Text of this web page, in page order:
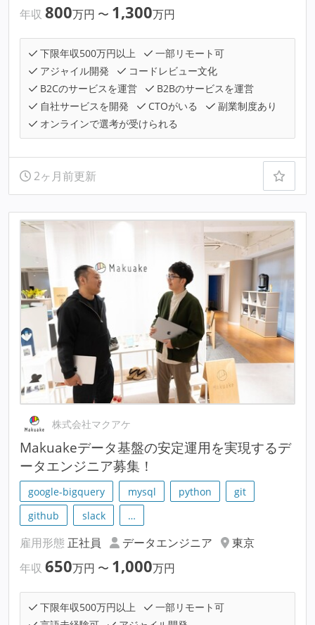
年収 800万円 〜 1,300万円
下限年収500万円以上
一部リモート可
アジャイル開発
コードレビュー文化
B2Cのサービスを運営
B2Bのサービスを運営
自社サービスを開発
CTOがいる
副業制度あり
オンラインで選考が受けられる
2ヶ月前更新
株式会社マクアケ
Makuakeデータ基盤の安定運用を実現するデ
ータエンジニア募集！
google-bigquery mysql python
git
github
slack …
雇用形態 正社員 データエンジニア
東京
年収 650万円 〜 1,000万円
下限年収500万円以上
一部リモート可